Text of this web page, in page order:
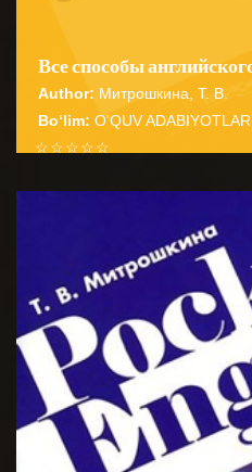
Все способы
Author: Митрошкина, Т. В.
Bo‘lim: O'QUV ADABIYOTLAR
☆
☆
☆
☆
☆
Справочник содержит
способах
существительных